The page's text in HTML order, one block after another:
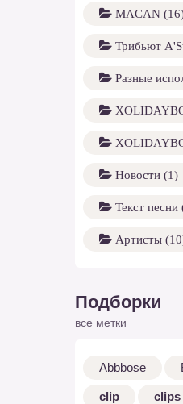
MACAN
Трибьют
Разные
Новости (1)
Текст песни
Артисты
Подборки
все метки
Abbbose
clip clips